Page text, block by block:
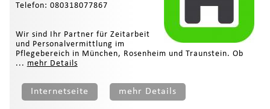
Telefon: 080318077867
Wir sind Ihr Partner für Zeitarbeit
und Personalvermittlung im
Pflegebereich in München, Rosenheim und Traunstein. Ob
... mehr Details
Internetseite mehr Details